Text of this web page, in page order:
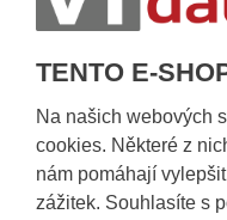
TENTO E-
Na našich webových
cookies. Některé z
nám pomáhají
zážitek. Souhlasíte s
Obecné informace